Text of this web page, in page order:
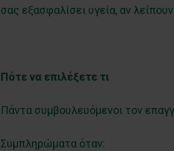
σας εξασφαλίσει υγεία, αν
Πότε να επιλέξετε τι
Πάντα συμβουλευόμενοι τον
Συμπληρώματα όταν: